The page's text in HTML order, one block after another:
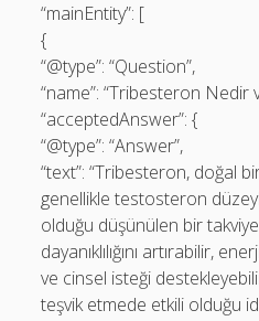
“mainEntity”: [
{
“@type”: “Question”,
“name”: “Tribesteron Nedir
“acceptedAnswer”: {
“@type”: “Answer”,
“text”: “Tribesteron, doğal
genellikle testosteron
olduğu düşünülen bir
dayanıklılığını artırabilir,
ve cinsel isteği
teşvik etmede etkili olduğu